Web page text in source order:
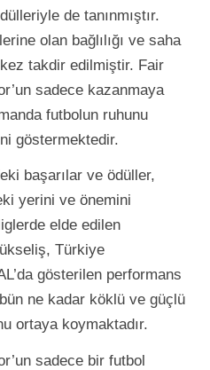
de tanınmıştır.
olan bağlılığı ve saha
takdir edilmiştir. Fair
sadece kazanmaya
futbolun ruhunu
göstermektedir.
başarılar ve ödüller,
yerini ve önemini
elde edilen
Türkiye
gösterilen performans
ne kadar köklü ve güçlü
ortaya koymaktadır.
sadece bir futbol